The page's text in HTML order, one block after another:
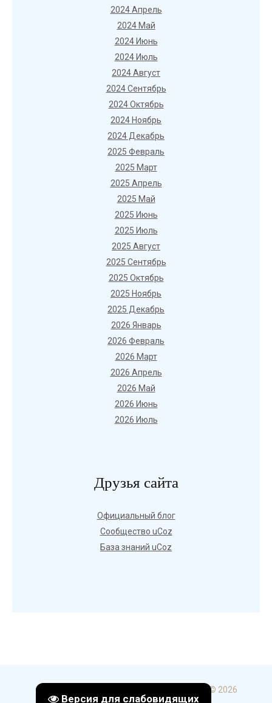
Версия для слабовидящих
2024 Апрель
2024 Май
2024 Июнь
2024 Июль
2024 Август
2024 Сентябрь
2024 Октябрь
2024 Ноябрь
2024 Декабрь
2025 Февраль
2025 Март
2025 Апрель
2025 Май
2025 Июнь
2025 Июль
2025 Август
2025 Сентябрь
2025 Октябрь
2025 Ноябрь
2025 Декабрь
2026 Январь
2026 Февраль
2026 Март
2026 Апрель
2026 Май
2026 Июнь
2026 Июль
Друзья сайта
Официальный блог
Сообщество uCoz
База знаний uCoz
Copyright ГБПОУ УКИП и С в г. Стерлитамак © 2026